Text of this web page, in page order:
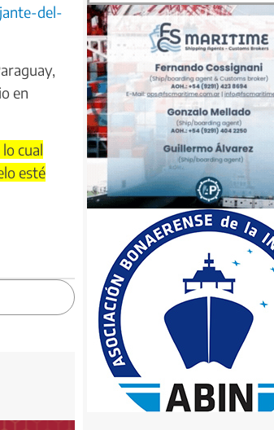
del-
en
cual
esté